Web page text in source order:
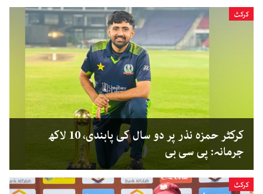
کرکٹ
کرکٹر حمزہ نذر پر دو سال کی پابندی، 10 لاکھ
جرمانہ: پی سی بی
کرکٹ